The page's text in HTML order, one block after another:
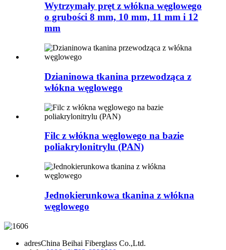
Wytrzymały pręt z włókna węglowego
o grubości 8 mm, 10 mm, 11 mm i 12
mm
Dzianinowa tkanina przewodząca z
włókna węglowego
Filc z włókna węglowego na bazie
poliakrylonitrylu (PAN)
Jednokierunkowa tkanina z włókna
węglowego
adresChina Beihai Fiberglass Co.,Ltd.